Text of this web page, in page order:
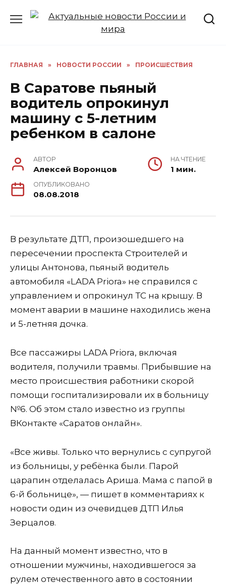
ГЛАВНАЯ » НОВОСТИ РОССИИ » ПРОИСШЕСТВИЯ
В Саратове пьяный
водитель опрокинул
машину с 5-летним
ребенком в салоне
АВТОР
Алексей Воронцов
НА ЧТЕНИЕ
1 мин.
ОПУБЛИКОВАНО
08.08.2018
В результате ДТП, произошедшего на
пересечении проспекта Строителей и
улицы Антонова, пьяный водитель
автомобиля «LADA Priora» не справился с
управлением и опрокинул ТС на крышу. В
момент аварии в машине находились жена
и 5-летняя дочка.
Все пассажиры LADA Priora, включая
водителя, получили травмы. Прибывшие на
место происшествия работники скорой
помощи госпитализировали их в больницу
№6. Об этом стало известно из группы
ВКонтакте «Саратов онлайн».
«Все живы. Только что вернулись с супругой
из больницы, у ребёнка были. Парой
царапин отделалась Ариша. Мама с папой в
6-й больнице», — пишет в комментариях к
новости один из очевидцев ДТП Илья
Зерцалов.
На данный момент известно, что в
отношении мужчины, находившегося за
рулем отечественного авто в состоянии